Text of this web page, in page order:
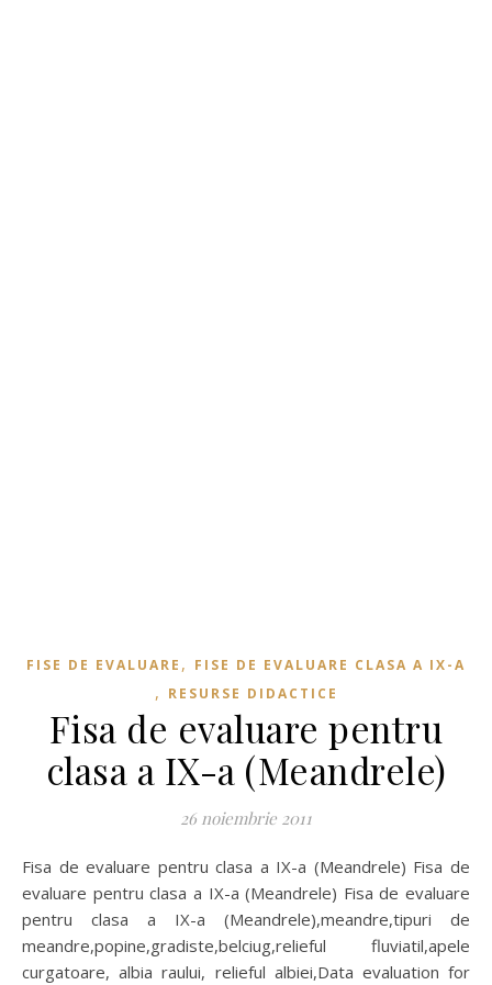
FISE DE EVALUARE , FISE DE EVALUARE CLASA A IX-A
, RESURSE DIDACTICE
Fisa de evaluare pentru
clasa a IX-a (Meandrele)
26 noiembrie 2011
Fisa de evaluare pentru clasa a IX-a (Meandrele) Fisa de
evaluare pentru clasa a IX-a (Meandrele) Fisa de evaluare
pentru clasa a IX-a (Meandrele),meandre,tipuri de
meandre,popine,gradiste,belciug,relieful fluviatil,apele
curgatoare, albia raului, relieful albiei,Data evaluation for